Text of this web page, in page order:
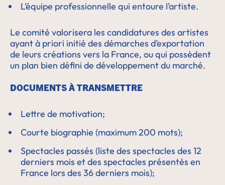
L’équipe professionnelle qui entoure l’artiste.
Le comité valorisera les candidatures des artistes
ayant à priori initié des démarches d’exportation
de leurs créations vers la France, ou qui possèdent
un plan bien défini de développement du marché.
DOCUMENTS À TRANSMETTRE
Lettre de motivation;
Courte biographie (maximum 200 mots);
Spectacles passés (liste des spectacles des 12
derniers mois et des spectacles présentés en
France lors des 36 derniers mois);